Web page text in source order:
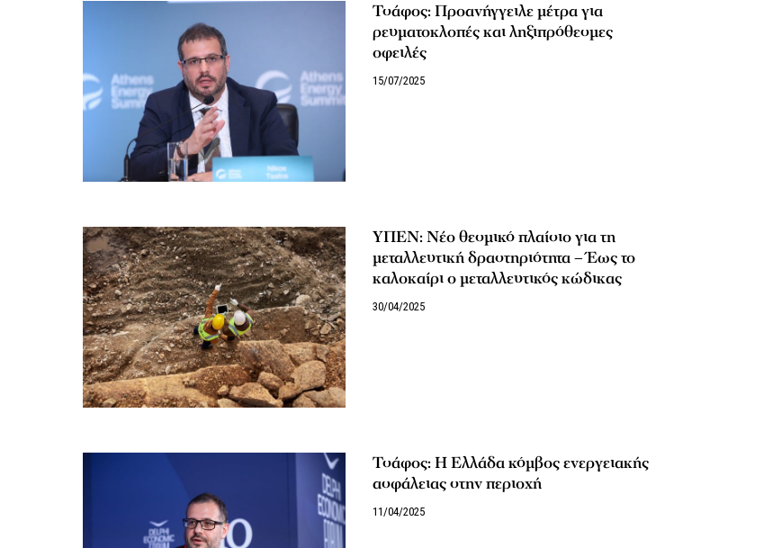
Τσάφος: Προανήγγειλε μέτρα για
ρευματοκλοπές και ληξιπρόθεσμες
οφειλές
15/07/2025
ΥΠΕΝ: Νέο θεσμικό πλαίσιο για τη
μεταλλευτική δραστηριότητα – Έως το
καλοκαίρι ο μεταλλευτικός κώδικας
30/04/2025
Τσάφος: Η Ελλάδα κόμβος ενεργειακής
ασφάλειας στην περιοχή
11/04/2025